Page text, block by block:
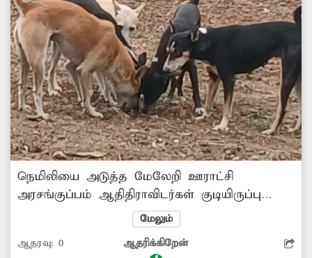
நெமிலியை அடுத்த மேலேறி ஊராட்சி
அரசங்குப்பம் ஆதிதிராவிடர்கள் குடியிருப்பு
பகுதி, முருகன் நகர் பகுதிகளில் தெருநாய்கள்
தொல்லை அதிகமாக உள்ளது. நாய்களால்
குழந்தைகள் முதல் பெரியவர்கள் வரை
மேலும்
ஆதரவு: 0 ஆதரிக்கிறேன்